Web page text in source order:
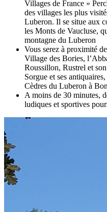
Villages de France »
des villages les plus
Luberon. Il se situe aux
les Monts de Vaucluse,
montagne du Luberon
Vous serez à proximité
Village des Bories,
Roussillon, Rustrel et
Sorgue et ses
Cèdres du Luberon à
A moins de 30 minutes,
ludiques et sportives